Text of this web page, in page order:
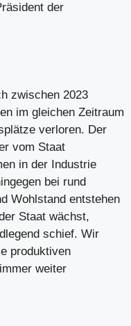
der
zwischen 2023
im gleichen Zeitraum
verloren. Der
vom Staat
in der Industrie
bei rund
Wohlstand entstehen
Staat wächst,
schief. Wir
produktiven
weiter